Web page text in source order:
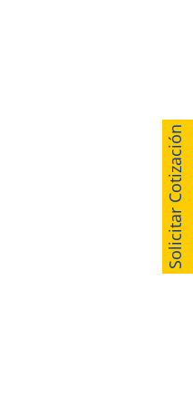
Solicitar Cotización